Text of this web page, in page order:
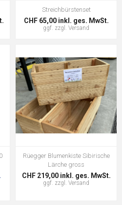
Streichbürstenset
CHF 65,00 inkl. ges. MwSt.
ggf. zzgl. Versand
Rüegger Blumenkiste Sibirische
Lärche gross
CHF 219,00 inkl. ges. MwSt.
ggf. zzgl. Versand